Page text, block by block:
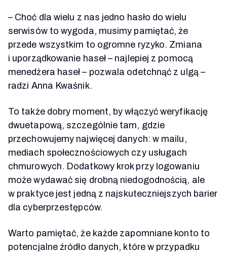
– Choć dla wielu z nas jedno hasło do wielu
serwisów to wygoda, musimy pamiętać, że
przede wszystkim to ogromne ryzyko. Zmiana
i uporządkowanie haseł – najlepiej z pomocą
menedżera haseł – pozwala odetchnąć z ulgą –
radzi Anna Kwaśnik.
To także dobry moment, by włączyć weryfikację
dwuetapową, szczególnie tam, gdzie
przechowujemy najwięcej danych: w mailu,
mediach społecznościowych czy usługach
chmurowych. Dodatkowy krok przy logowaniu
może wydawać się drobną niedogodnością, ale
w praktyce jest jedną z najskuteczniejszych barier
dla cyberprzestępców.
Warto pamiętać, że każde zapomniane konto to
potencjalne źródło danych, które w przypadku